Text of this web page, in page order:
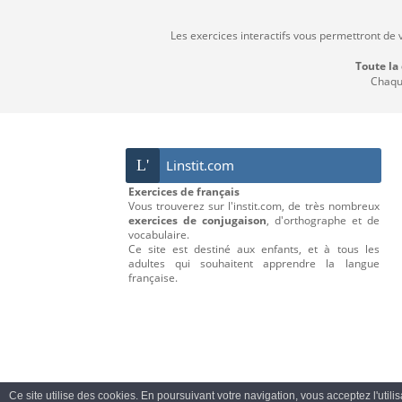
Ce site utilise des cookies. En poursuivant votre navigation, vous acceptez
Les exercices interactifs vous permettront de
Toute la
L' Linstit.com
Exercices de français
Vous trouverez sur l'instit.com, de très nombreux
exercices de conjugaison, d'orthographe et de
vocabulaire.
Ce site est destiné aux enfants, et à tous les
adultes qui souhaitent apprendre la langue
française.